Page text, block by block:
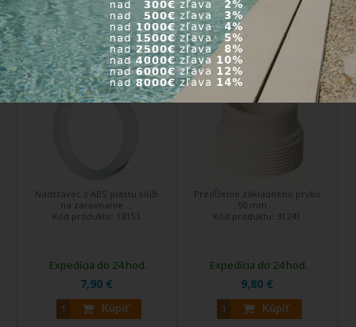
Nadstavec z ABS plastu, pre
skimmer 17,5l
Nadstavec z ABS plastu slúži
na zarovnanie ...
Kód produktu: 18153
7,90 €
Kúpiť
Expedícia do 24 hod.
Príslušenstvo MTS -
Predĺženie základného
prvku 50 mm
Predĺženie základného prvku
50 mm ...
Kód produktu: 31241
9,80 €
Kúpiť
Expedícia do 24 hod.